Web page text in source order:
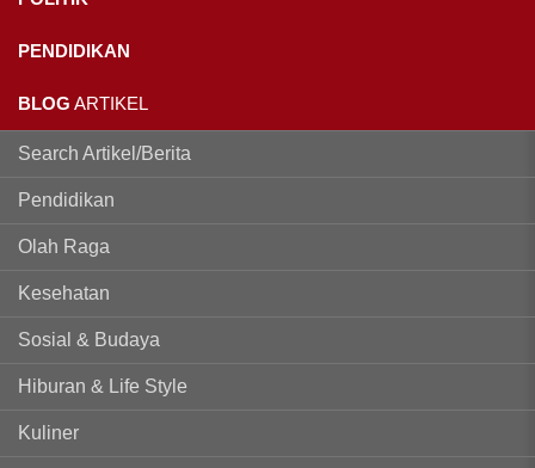
PENDIDIKAN
BLOG ARTIKEL
Search Artikel/Berita
Pendidikan
Olah Raga
Kesehatan
Sosial & Budaya
Hiburan & Life Style
Kuliner